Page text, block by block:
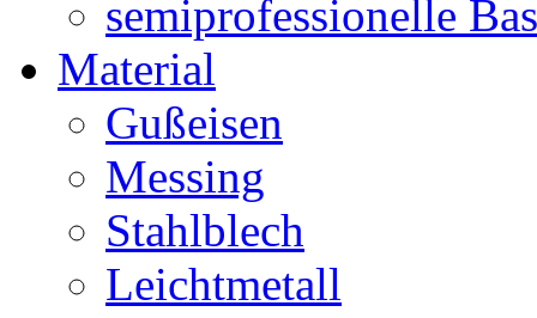
semiprofessionelle
Material
Gußeisen
Messing
Stahlblech
Leichtmetall